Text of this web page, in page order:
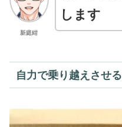
新庭紺
します
自力で乗り越えさせる